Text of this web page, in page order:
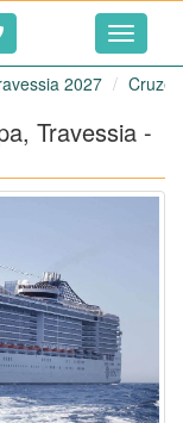
Ir ao conteúdo
Toggle
2027
Travessia -